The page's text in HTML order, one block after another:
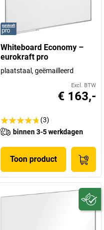
Whiteboard Economy –
eurokraft pro
plaatstaal, geëmailleerd
Excl. BTW
€ 163,-
(3)
binnen 3-5 werkdagen
Toon product